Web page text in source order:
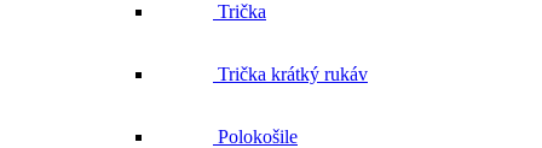
Trička
Trička krátký rukáv
Polokošile